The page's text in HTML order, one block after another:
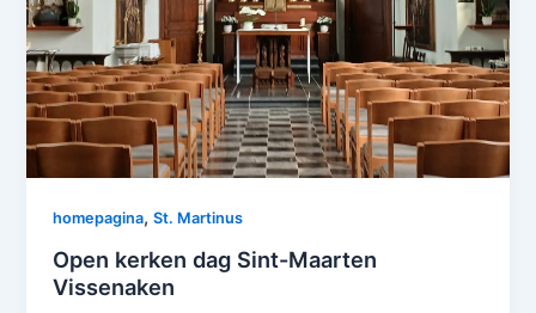
homepagina,St. Martinus
Open kerken dag Sint-Maarten
Vissenaken